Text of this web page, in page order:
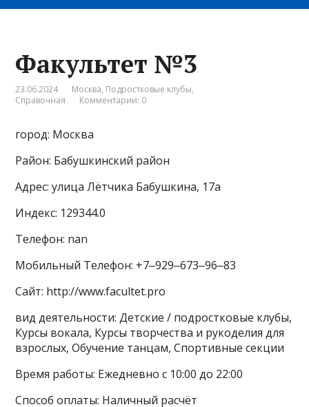
Факультет №3
23.06.2024 Москва, Подростковые клубы,
Справочная
Комментарии: 0
город: Москва
Район: Бабушкинский район
Адрес: улица Лётчика Бабушкина, 17а
Индекс: 129344.0
Телефон: nan
Мобильный Телефон: +7‒929‒673‒96‒83
Сайт: http://www.facultet.pro
вид деятельности: Детские / подростковые клубы,
Курсы вокала, Курсы творчества и рукоделия для
взрослых, Обучение танцам, Спортивные секции
Время работы: Ежедневно с 10:00 до 22:00
Способ оплаты: Наличный расчёт